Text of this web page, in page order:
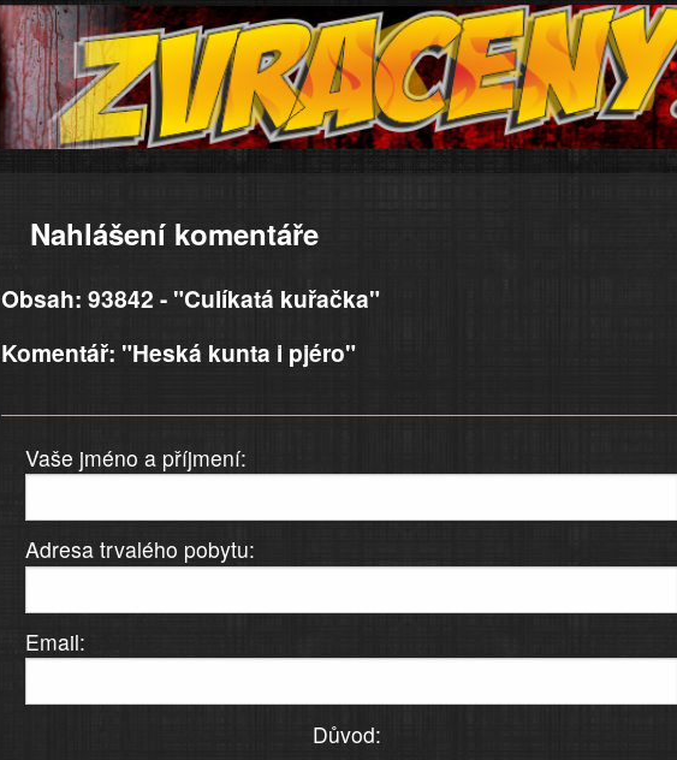
Nahlášení komentáře
Obsah: 93842 - "Culíkatá kuřačka"
Komentář: "Heská kunta i pjéro"
Vaše jméno a příjmení:
Adresa trvalého pobytu:
Email:
Důvod: